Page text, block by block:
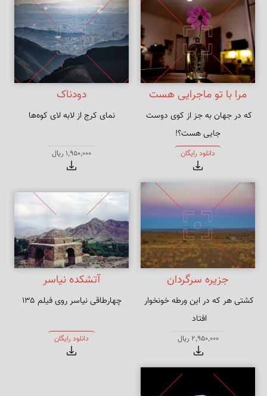
مرا با تو ماجرایی هست
که در جهان به جز از کوی دوست
جایی هست؟!
دانلود رایگان
دودناک
نمای کرج از لابه لای کوه‌ها
1,950,000 ریال
جزیره سرگردان
کشتی هر که در این ورطه خونخوار
نشنیدیم که دیگر به کران می‌آید
2,950,000 ریال
آتشکده نیاسر
چهارطاقی نیاسر روی فیلم ۱۳۵
دانلود رایگان